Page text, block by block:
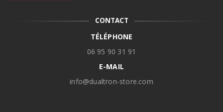
CONTACT
TÉLÉPHONE
06 95 90 31 91
E-MAIL
info@dualtron-store.com